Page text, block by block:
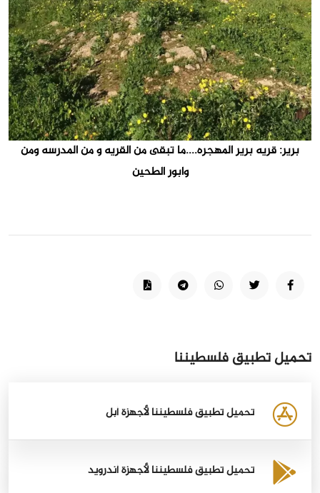
برير: قريه برير المهجره....ما تبقى من القريه و من المدرسه ومن
وابور الطحين
تحميل تطبيق فلسطيننا
تحميل تطبيق فلسطيننا لأجهزة أبل
تحميل تطبيق فلسطيننا لأجهزة أندرويد